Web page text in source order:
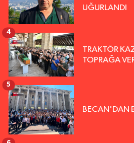
UĞURLANDI
TRAKTÖR
TOPRAĞA
4
BECAN'DAN
5